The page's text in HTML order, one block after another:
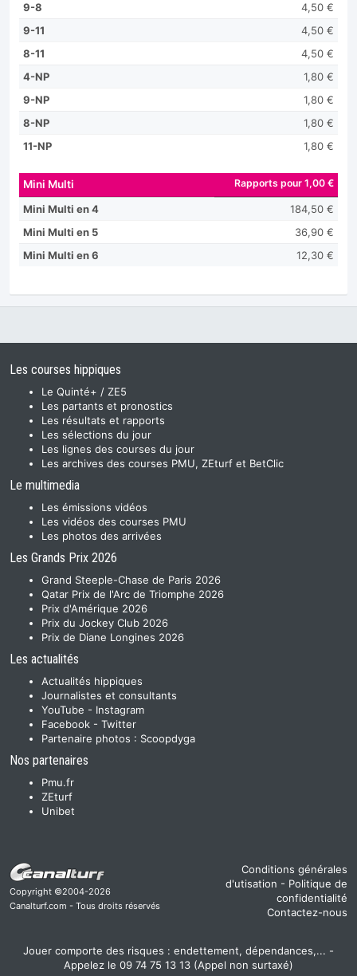
9-8
4,50 €
9-11
4,50 €
8-11
4,50 €
4-NP
1,80 €
9-NP
1,80 €
8-NP
1,80 €
11-NP
1,80 €
Mini Multi Rapports pour 1,00 €
Mini Multi en 4
184,50 €
Mini Multi en 5
36,90 €
Mini Multi en 6
12,30 €
Les courses hippiques
Le Quinté+ / ZE5
Les partants et pronostics
Les résultats et rapports
Les sélections du jour
Les lignes des courses du jour
Les archives des courses PMU, ZEturf et BetClic
Le multimedia
Les émissions vidéos
Les vidéos des courses PMU
Les photos des arrivées
Les Grands Prix 2026
Grand Steeple-Chase de Paris 2026
Qatar Prix de l'Arc de Triomphe 2026
Prix d'Amérique 2026
Prix du Jockey Club 2026
Prix de Diane Longines 2026
Les actualités
Actualités hippiques
Journalistes et consultants
YouTube - Instagram
Facebook - Twitter
Partenaire photos : Scoopdyga
Nos partenaires
Pmu.fr
ZEturf
Unibet
Copyright ©2004-2026
Canalturf.com - Tous droits réservés
Conditions générales
d'utisation - Politique de
confidentialité
Contactez-nous
Jouer comporte des risques : endettement, dépendances,... -
Appelez le 09 74 75 13 13 (Appel non surtaxé)